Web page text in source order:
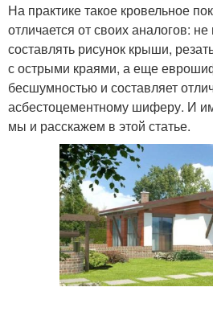
На практике такое кровельное
отличается от своих аналогов:
составлять рисунок крыши,
с острыми краями, а еще
бесшумностью и составляет
асбестоцементному шиферу. И
мы и расскажем в этой статье.